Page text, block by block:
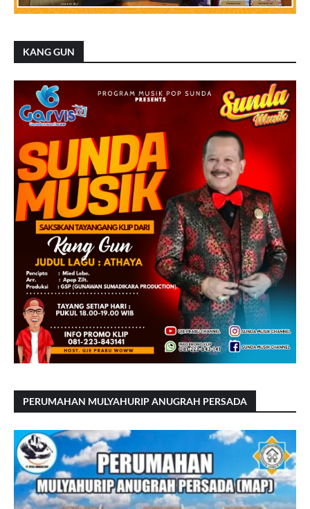
KANG GUN
PERUMAHAN MULYAHURIP ANUGRAH PERSADA